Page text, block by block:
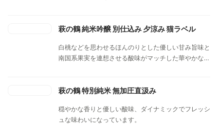
萩の鶴 純米吟醸 別仕込み 夕涼み 猫ラベル
白桃などを思わせるほんのりとした優しい甘み旨味と
南国系果実を連想させる酸味がマッチした華やかな味
萩の鶴 特別純米 無加圧直汲み
穏やかな香りと優しい酸味、ダイナミックでフレッシ
ュな味わいになっています。